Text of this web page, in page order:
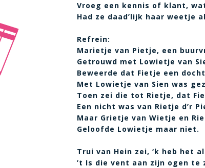
Vroeg een kennis of klant,
Had ze daad’lijk haar weetje
Refrein:
Marietje van Pietje, een
Getrouwd met Lowietje van
Beweerde dat Fietje een
Met Lowietje van Sien was
Toen zei die tot Rietje, dat
Een nicht was van Rietje d’r
Maar Grietje van Wietje en
Geloofde Lowietje maar niet.
Trui van Hein zei, ‘k heb het
’t Is die vent aan zijn ogen te